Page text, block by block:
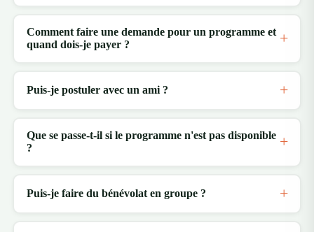
Comment faire une demande pour un programme et
quand dois-je payer ?
Puis-je postuler avec un ami ?
Que se passe-t-il si le programme n'est pas disponible
?
Puis-je faire du bénévolat en groupe ?